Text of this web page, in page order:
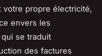
votre propre électricité,
envers les
se traduit
des factures